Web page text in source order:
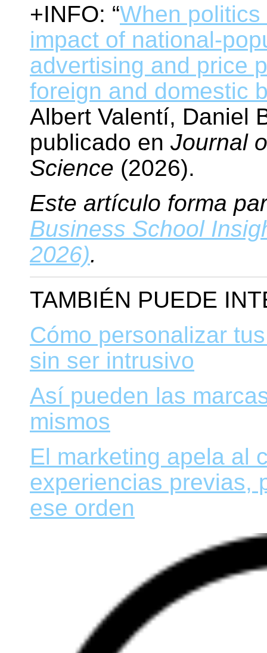
+INFO: “When
impact of national-
advertising and price
foreign and domestic
Albert Valentí, Daniel
publicado en Journal
Science (2026).
Este artículo forma
Business School
2026).
TAMBIÉN PUEDE
Cómo personalizar
sin ser intrusivo
Así pueden las
mismos
El marketing apela al
experiencias previas,
ese orden